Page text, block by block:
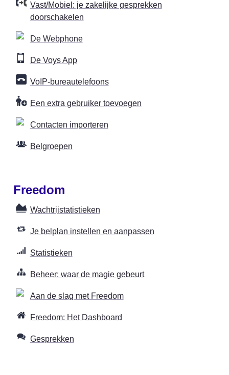
Vast/Mobiel: je zakelijke gesprekken
doorschakelen
De Webphone
De Voys App
VoIP-bureautelefoons
Een extra gebruiker toevoegen
Contacten importeren
Belgroepen
Freedom
Wachtrijstatistieken
Je belplan instellen en aanpassen
Statistieken
Beheer: waar de magie gebeurt
Aan de slag met Freedom
Freedom: Het Dashboard
Gesprekken